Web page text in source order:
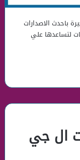
باحدث الاصدارات
لتساعدها علي
ال جي